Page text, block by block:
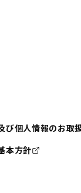
び個人情報のお取
本方針